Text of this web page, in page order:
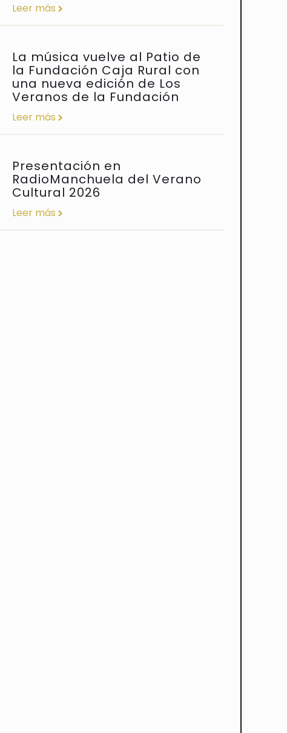
Leer más
La música vuelve al Patio de
la Fundación Caja Rural con
una nueva edición de Los
Veranos de la Fundación
Leer más
Presentación en
RadioManchuela del Verano
Cultural 2026
Leer más